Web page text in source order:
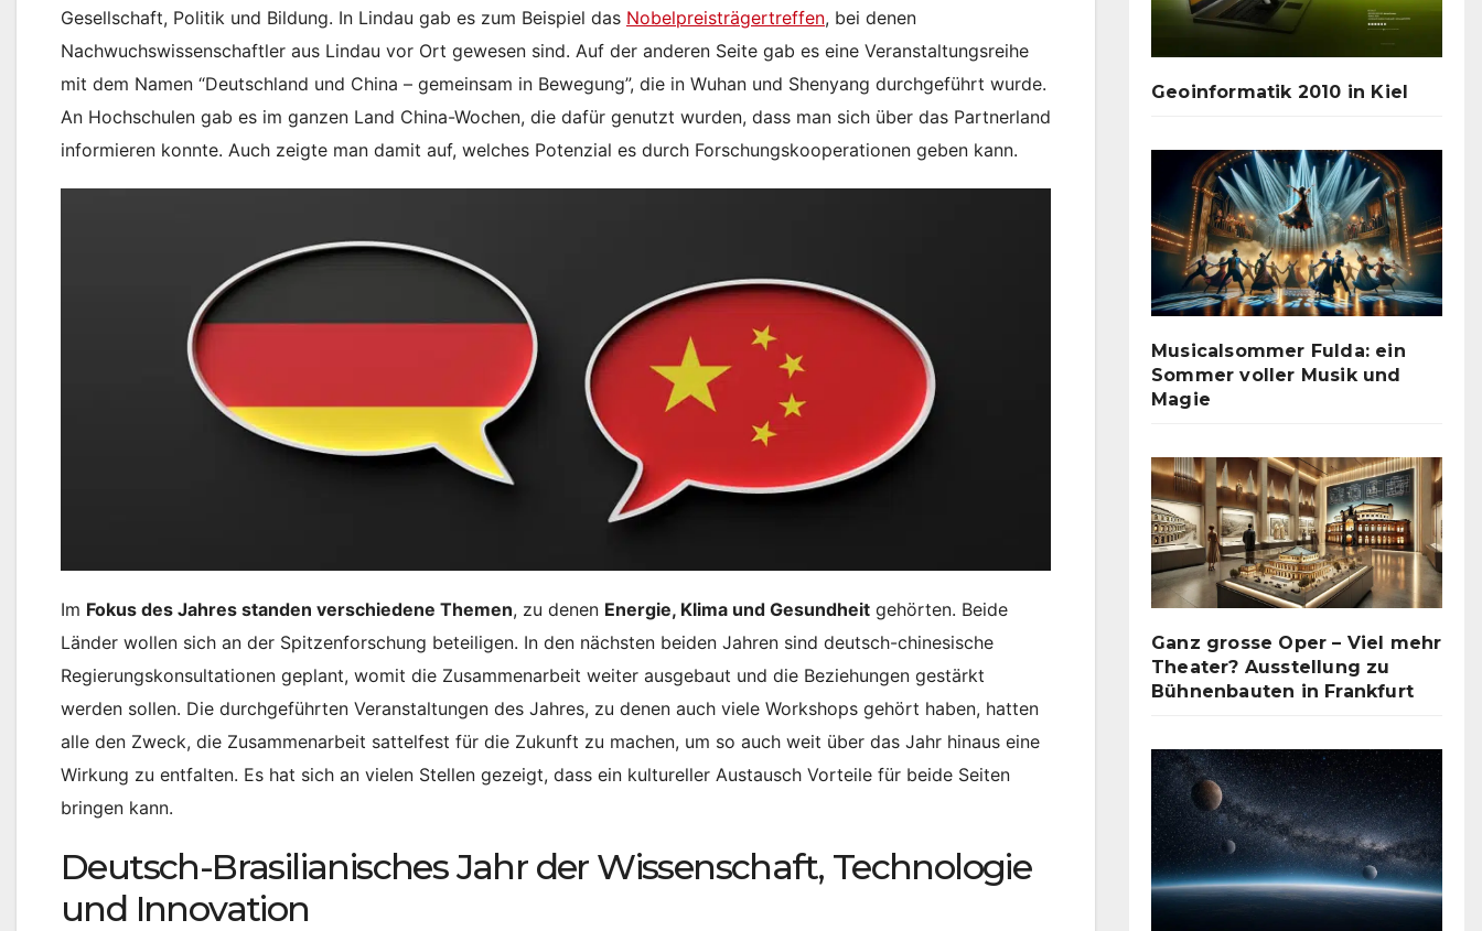
Gesellschaft, Politik und Bildung. In Lindau gab es zum Beispiel das Nobelpreisträgertreffen, bei denen
Nachwuchswissenschaftler aus Lindau vor Ort gewesen sind. Auf der anderen Seite gab es eine Veranstaltungsreihe
mit dem Namen “Deutschland und China – gemeinsam in Bewegung”, die in Wuhan und Shenyang durchgeführt wurde.
An Hochschulen gab es im ganzen Land China-Wochen, die dafür genutzt wurden, dass man sich über das Partnerland
informieren konnte. Auch zeigte man damit auf, welches Potenzial es durch Forschungskooperationen geben kann.
Im Fokus des Jahres standen verschiedene Themen, zu denen Energie, Klima und Gesundheit gehörten. Beide
Länder wollen sich an der Spitzenforschung beteiligen. In den nächsten beiden Jahren sind deutsch-chinesische
Regierungskonsultationen geplant, womit die Zusammenarbeit weiter ausgebaut und die Beziehungen gestärkt
werden sollen. Die durchgeführten Veranstaltungen des Jahres, zu denen auch viele Workshops gehört haben, hatten
alle den Zweck, die Zusammenarbeit sattelfest für die Zukunft zu machen, um so auch weit über das Jahr hinaus eine
Wirkung zu entfalten. Es hat sich an vielen Stellen gezeigt, dass ein kultureller Austausch Vorteile für beide Seiten
bringen kann.
Deutsch-Brasilianisches Jahr der Wissenschaft, Technologie
und Innovation
Geoinformatik 2010 in Kiel
Musicalsommer Fulda: ein
Sommer voller Musik und
Magie
Ganz grosse Oper – Viel mehr
Theater? Ausstellung zu
Bühnenbauten in Frankfurt